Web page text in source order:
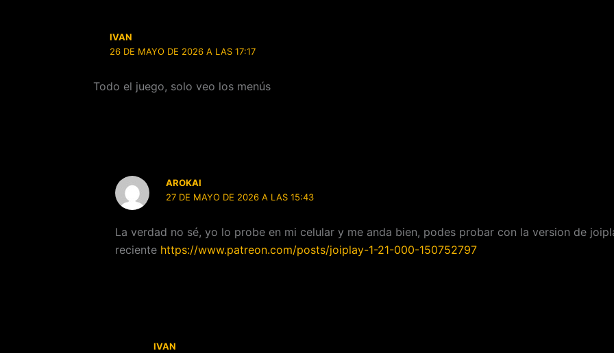
IVAN
26 DE MAYO DE 2026 A LAS 17:17
Todo el juego, solo veo los menús
AROKAI
27 DE MAYO DE 2026 A LAS 15:43
La verdad no sé, yo lo probe en mi celular y me anda bien, podes probar con la version de
reciente https://www.patreon.com/posts/joiplay-1-21-000-150752797
IVAN